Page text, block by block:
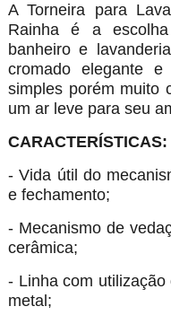
A Torneira para
Rainha é a
banheiro e
cromado elegante
simples porém muito
um ar leve para seu
CARACTERÍSTICAS:
- Vida útil do
e fechamento;
- Mecanismo de
cerâmica;
- Linha com
metal;